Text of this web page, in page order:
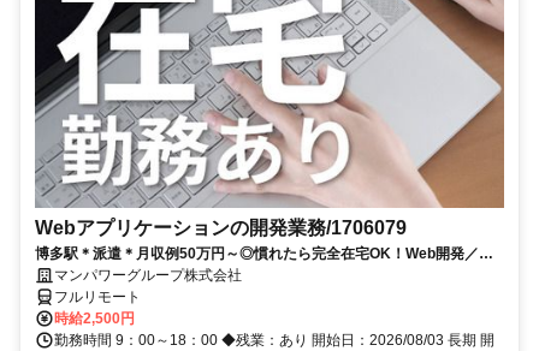
Webアプリケーションの開発業務/1706079
博多駅＊派遣＊月収例50万円～◎慣れたら完全在宅OK！Web開発／
Java／在宅勤務あり／開始日：即日
マンパワーグループ株式会社
フルリモート
時給2,500円
勤務時間 9：00～18：00 ◆残業：あり 開始日：2026/08/03 長期 開